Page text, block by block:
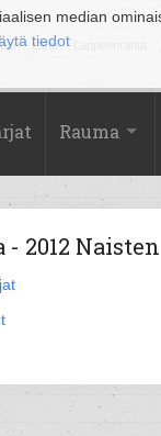
median
tiedot
Lahti
Rauma
- 2012